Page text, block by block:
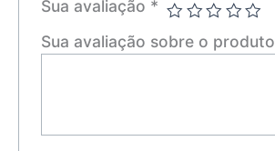
Sua avaliação *
Sua avaliação sobre o produto